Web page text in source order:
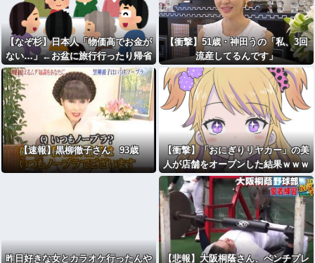
【なぞ杉】日本人「物価高でお金が
ない…」←お盆に旅行行ったり帰省
したりする理由
【衝撃】51歳・神田うの「私、3回
流産してるんです」
【速報】黒柳徹子さん 93歳
【衝撃】「おにぎりリヤカー」の美
人が店舗をオープンした結果ｗｗｗ
ｗｗ(※画像あり)
昨日好きな女とカラオケ行ったんや
【悲報】大阪桐蔭さん、ベンチプレ